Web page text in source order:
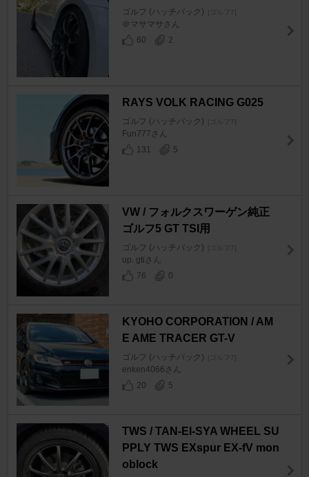
ゴルフ (ハッチバック) [ゴルフ7]
＠マサマサさん
60
2
RAYS VOLK RACING G025
ゴルフ (ハッチバック) [ゴルフ7]
Fun777さん
131
5
VW / フォルクスワーゲン純正
ゴルフ5 GT TSI用
ゴルフ (ハッチバック) [ゴルフ7]
up. gtiさん
76
0
KYOHO CORPORATION / AM
E AME TRACER GT-V
ゴルフ (ハッチバック) [ゴルフ7]
enken4066さん
20
5
TWS / TAN-EI-SYA WHEEL SU
PPLY TWS EXspur EX-fV mon
oblock